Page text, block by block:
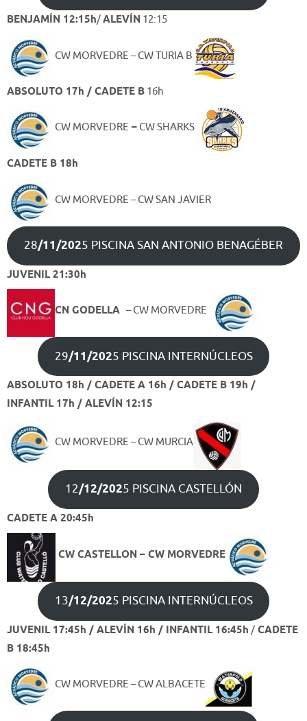
BENJAMÍN 12:15h/ALEVÍN 12:15
CW MORVEDRE – CW TURIA B
ABSOLUTO 17h / CADETE B 16h
CW MORVEDRE – CW SHARKS
CADETE B 18h
CW MORVEDRE – CW SAN JAVIER
28/11/2025 PISCINA SAN ANTONIO BENAGÉBER
JUVENIL 21:30h
CN GODELLA – CW MORVEDRE
29/11/2025 PISCINA INTERNÚCLEOS
ABSOLUTO 18h / CADETE A 16h / CADETE B 19h /
INFANTIL 17h / ALEVÍN 12:15
CW MORVEDRE – CW MURCIA
12/12/2025 PISCINA CASTELLÓN
CADETE A 20:45h
CW CASTELLON – CW MORVEDRE
13/12/2025 PISCINA INTERNÚCLEOS
JUVENIL 17:45h / ALEVÍN 16h / INFANTIL 16:45h / CADETE
B 18:45h
CW MORVEDRE – CW ALBACETE